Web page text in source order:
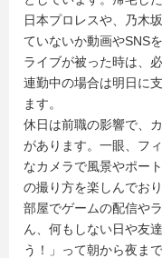
日本プロレスや、乃木
ていないか動画やSNS
ライブが被った時は、
連勤中の場合は明日に
ます。
休日は前職の影響で、
があります。一眼、フ
なカメラで風景やポー
の撮り方を楽しんでお
部屋でゲームの配信や
ん、何もしない日や友
う！」って朝から夜ま